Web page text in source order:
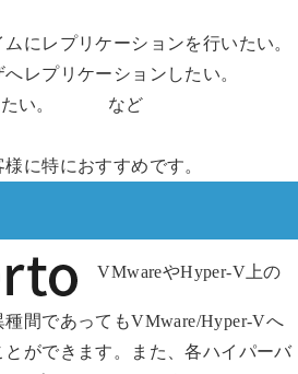
にレプリケーションを行いたい。
レプリケーションしたい。
したい。 など
に特におすすめです。
VMwareやHyper-V上の
間であってもVMware/Hyper-Vへ
ができます。また、各ハイパーバ